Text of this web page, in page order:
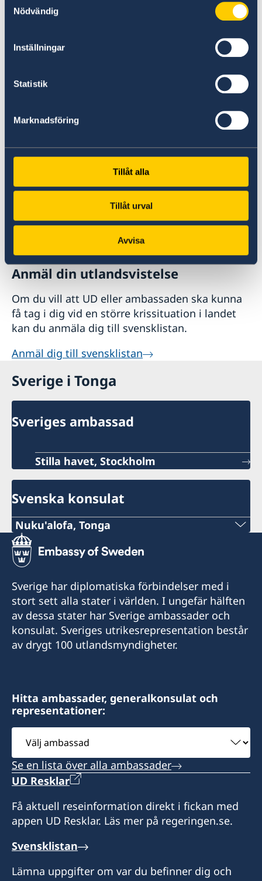
Nödvändig
Inställningar
Statistik
Marknadsföring
Tillåt alla
Tillåt urval
Avvisa
I appen UD Resklar finns råd och
Sveriges ambassader.
Om UD Resklar på regeringen.se
Anmäl din utlandsvistelse
Om du vill att UD eller ambassaden ska kunna
få tag i dig vid en större krissituation i landet
kan du anmäla dig till svensklistan.
Anmäl dig till svensklistan
Sverige i Tonga
Sveriges ambassad
Stilla havet, Stockholm
Svenska konsulat
Nuku'alofa, Tonga
Tel:
+676 25 269, 22 855
E-post:
aloma.johansson@gmail.com
Sveriges honorärkonsulat i Nuku'alofa
Öppettider: Enligt överenskommelse.
Honorärkonsul
Aloma Johansson
Sverige har diplomatiska förbindelser med i
stort sett alla stater i världen. I ungefär hälften
av dessa stater har Sverige ambassader och
konsulat. Sveriges utrikesrepresentation består
av drygt 100 utlandsmyndigheter.
Hitta ambassader, generalkonsulat och
representationer:
Välj
ambassad
Se en lista över alla ambassader
UD Resklar
Få aktuell reseinformation direkt i fickan med
appen UD Resklar. Läs mer på regeringen.se.
Svensklistan
Lämna uppgifter om var du befinner dig och